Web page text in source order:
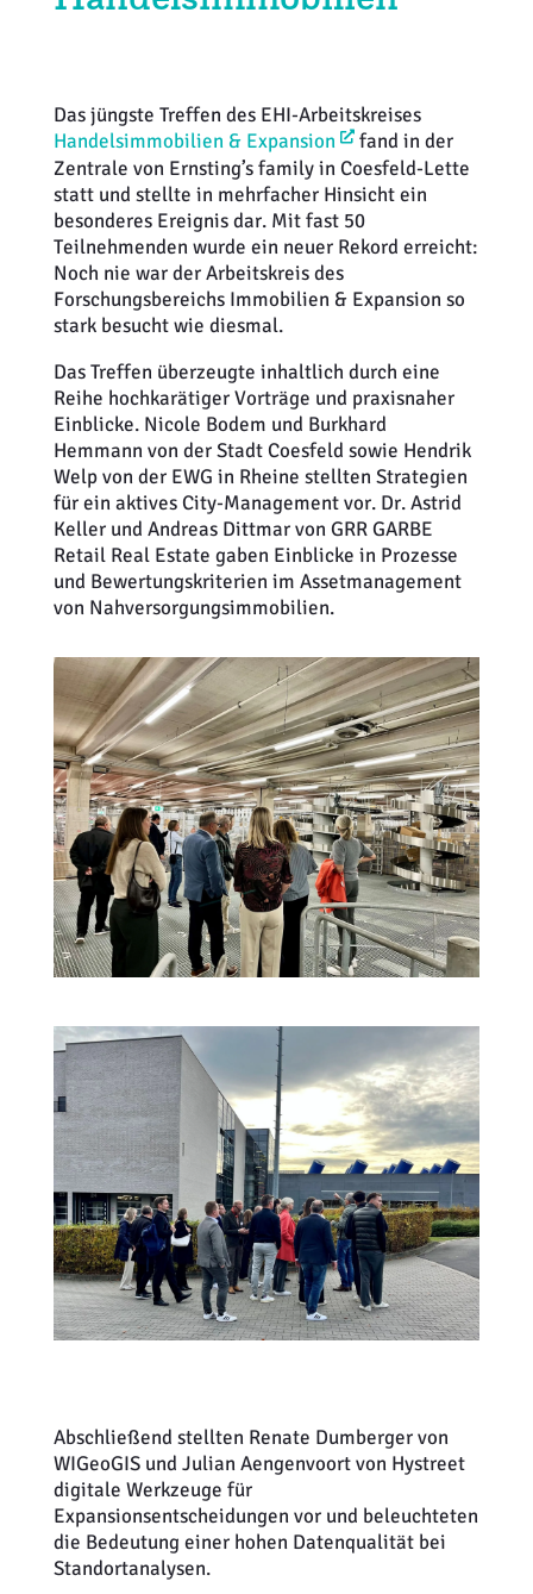
Das jüngste Treffen des EHI-Arbeitskreises
Handelsimmobilien & Expansion
fand in der
Zentrale von Ernsting’s family in Coesfeld-Lette
statt und stellte in mehrfacher Hinsicht ein
besonderes Ereignis dar. Mit fast 50
Teilnehmenden wurde ein neuer Rekord erreicht:
Noch nie war der Arbeitskreis des
Forschungsbereichs Immobilien & Expansion so
stark besucht wie diesmal.
Das Treffen überzeugte inhaltlich durch eine
Reihe hochkarätiger Vorträge und praxisnaher
Einblicke. Nicole Bodem und Burkhard
Hemmann von der Stadt Coesfeld sowie Hendrik
Welp von der EWG in Rheine stellten Strategien
für ein aktives City-Management vor. Dr. Astrid
Keller und Andreas Dittmar von GRR GARBE
Retail Real Estate gaben Einblicke in Prozesse
und Bewertungskriterien im Assetmanagement
von Nahversorgungsimmobilien.
Abschließend stellten Renate Dumberger von
WIGeoGIS und Julian Aengenvoort von Hystreet
digitale Werkzeuge für
Expansionsentscheidungen vor und beleuchteten
die Bedeutung einer hohen Datenqualität bei
Standortanalysen.
Klima + Energie
Ladenplanung + Einrichtung
Logistik + Verpackung
Marketing
Payment
Personal
Public Relations